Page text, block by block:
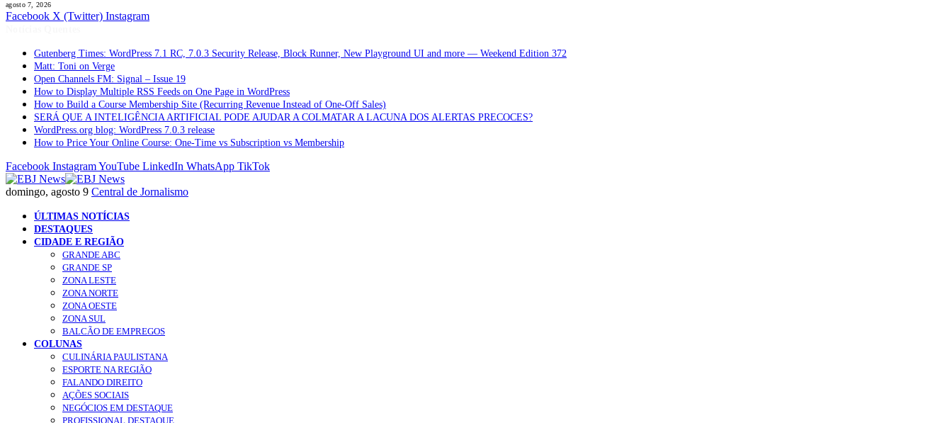
agosto 7, 2026
Facebook X (Twitter) Instagram
Gutenberg Times: WordPress 7.1 RC, 7.0.3 Security Release, Block Runner, New Playground UI and more — Weekend Edition 372
Matt: Toni on Verge
Open Channels FM: Signal – Issue 19
How to Display Multiple RSS Feeds on One Page in WordPress
How to Build a Course Membership Site (Recurring Revenue Instead of One-Off Sales)
SERÁ QUE A INTELIGÊNCIA ARTIFICIAL PODE AJUDAR A COLMATAR A LACUNA DOS ALERTAS PRECOCES?
WordPress.org blog: WordPress 7.0.3 release
How to Price Your Online Course: One-Time vs Subscription vs Membership
Facebook InstagramYouTube LinkedIn WhatsApp TikTok
domingo, agosto 9 Central de Jornalismo
ÚLTIMAS NOTÍCIAS
DESTAQUES
CIDADE E REGIÃO
GRANDE ABC
GRANDE SP
ZONA LESTE
ZONA NORTE
ZONA OESTE
ZONA SUL
BALCÃO DE EMPREGOS
COLUNAS
CULINÁRIA PAULISTANA
ESPORTE NA REGIÃO
FALANDO DIREITO
AÇÕES SOCIAIS
NEGÓCIOS EM DESTAQUE
PROFISSIONAL DESTAQUE